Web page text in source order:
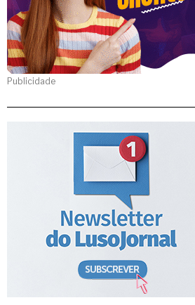
Publicidade